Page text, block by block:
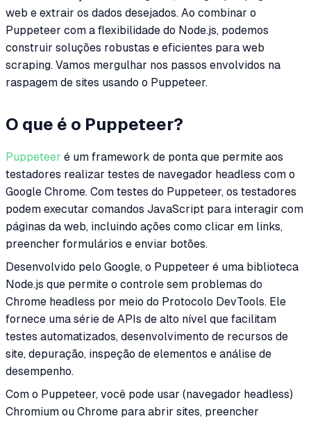
web e extrair os dados desejados. Ao combinar o
Puppeteer com a flexibilidade do Node.js, podemos
construir soluções robustas e eficientes para web
scraping. Vamos mergulhar nos passos envolvidos na
raspagem de sites usando o Puppeteer.
O que é o Puppeteer?
Puppeteer é um framework de ponta que permite aos
testadores realizar testes de navegador headless com o
Google Chrome. Com testes do Puppeteer, os testadores
podem executar comandos JavaScript para interagir com
páginas da web, incluindo ações como clicar em links,
preencher formulários e enviar botões.
Desenvolvido pelo Google, o Puppeteer é uma biblioteca
Node.js que permite o controle sem problemas do
Chrome headless por meio do Protocolo DevTools. Ele
fornece uma série de APIs de alto nível que facilitam
testes automatizados, desenvolvimento de recursos de
site, depuração, inspeção de elementos e análise de
desempenho.
Com o Puppeteer, você pode usar (navegador headless)
Chromium ou Chrome para abrir sites, preencher